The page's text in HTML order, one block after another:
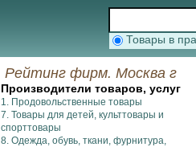
Товары в
Рейтинг фирм. Москва г
Производители товаров, услуг
1. Продовольственные товары
7. Товары для детей, культтовары и
спорттовары
8. Одежда, обувь, ткани, фурнитура,